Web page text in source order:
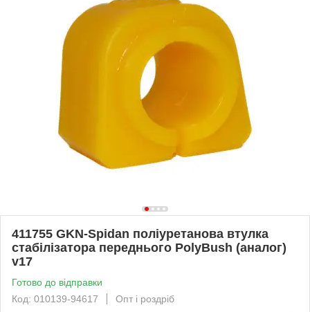
411755 GKN-Spidan поліуретанова втулка
стабілізатора переднього PolyBush (аналог)
v17
Готово до відправки
Код: 010139-94617
Опт і роздріб